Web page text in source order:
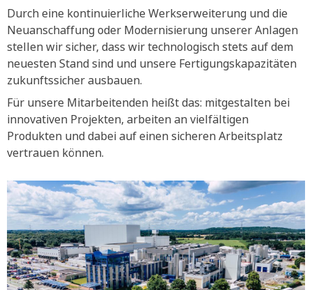
Durch eine kontinuierliche Werkserweiterung und die
Neuanschaffung oder Modernisierung unserer Anlagen
stellen wir sicher, dass wir technologisch stets auf dem
neuesten Stand sind und unsere Fertigungskapazitäten
zukunftssicher ausbauen.
Für unsere Mitarbeitenden heißt das: mitgestalten bei
innovativen Projekten, arbeiten an vielfältigen
Produkten und dabei auf einen sicheren Arbeitsplatz
vertrauen können.